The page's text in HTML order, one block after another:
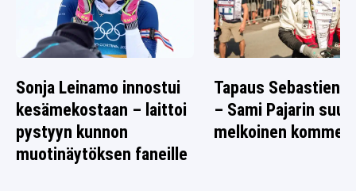
Sonja Leinamo innostui
kesämekostaan – laittoi
pystyyn kunnon
muotinäytöksen faneille
Tapaus Sebastien
– Sami Pajarin
melkoinen